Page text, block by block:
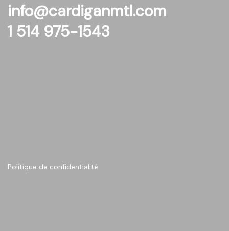
info@cardiganmtl.com
1 514 975-1543
Politique de confidentialité